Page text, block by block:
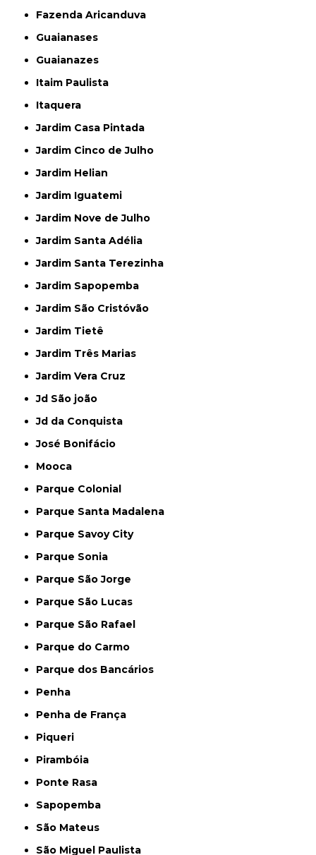
Fazenda Aricanduva
Guaianases
Guaianazes
Itaim Paulista
Itaquera
Jardim Casa Pintada
Jardim Cinco de Julho
Jardim Helian
Jardim Iguatemi
Jardim Nove de Julho
Jardim Santa Adélia
Jardim Santa Terezinha
Jardim Sapopemba
Jardim São Cristóvão
Jardim Tietê
Jardim Três Marias
Jardim Vera Cruz
Jd São joão
Jd da Conquista
José Bonifácio
Mooca
Parque Colonial
Parque Santa Madalena
Parque Savoy City
Parque Sonia
Parque São Jorge
Parque São Lucas
Parque São Rafael
Parque do Carmo
Parque dos Bancários
Penha
Penha de França
Piqueri
Pirambóia
Ponte Rasa
Sapopemba
São Mateus
São Miguel Paulista